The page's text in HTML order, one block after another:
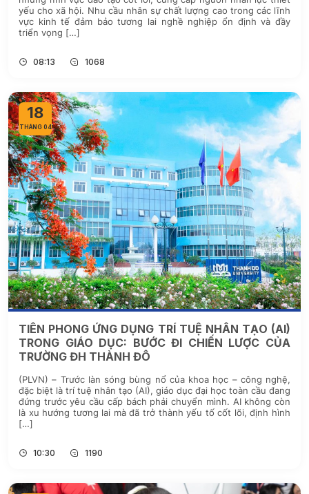
yếu cho xã hội. Nhu cầu nhân sự chất lượng cao trong các lĩnh
vực kinh tế đảm bảo tương lai nghề nghiệp ổn định và đầy
triển vọng […]
08:13 1068
18
THÁNG 04
TIÊN PHONG ỨNG DỤNG TRÍ TUỆ NHÂN TẠO (AI)
TRONG GIÁO DỤC: BƯỚC ĐI CHIẾN LƯỢC CỦA
TRƯỜNG ĐH THÀNH ĐÔ
(PLVN) – Trước làn sóng bùng nổ của khoa học – công nghệ,
đặc biệt là trí tuệ nhân tạo (AI), giáo dục đại học toàn cầu đang
đứng trước yêu cầu cấp bách phải chuyển mình. AI không còn
là xu hướng tương lai mà đã trở thành yếu tố cốt lõi, định hình
[…]
10:30 1190